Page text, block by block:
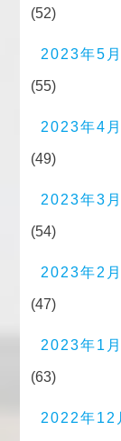
(52)
2023年5月
(55)
2023年4月
(49)
2023年3月
(54)
2023年2月
(47)
2023年1月
(63)
2022年12